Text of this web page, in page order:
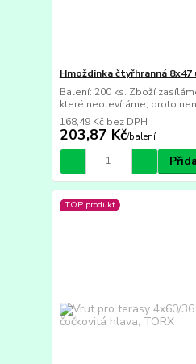
Hmoždinka čtyřhranná 8x47
Balení: 200 ks. Zboží
které neotevíráme, proto
203,87 Kč/balení
168,49 Kč bez DPH
TOP produkt